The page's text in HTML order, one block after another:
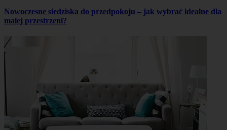
Nowoczesne siedziska do przedpokoju – jak wybrać idealne dla
małej przestrzeni?